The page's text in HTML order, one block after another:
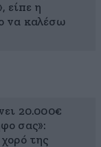
είπε η
να καλέσω
20.000€
σας»:
της